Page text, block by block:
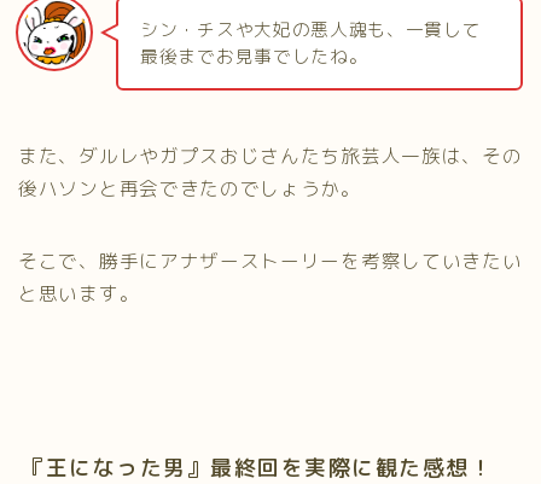
シン・チスや大妃の悪人魂も、一貫して
最後までお見事でしたね。
また、ダルレやガプスおじさんたち旅芸人一族は、その
後ハソンと再会できたのでしょうか。
そこで、勝手にアナザーストーリーを考察していきたい
と思います。
『王になった男』最終回を実際に観た感想！